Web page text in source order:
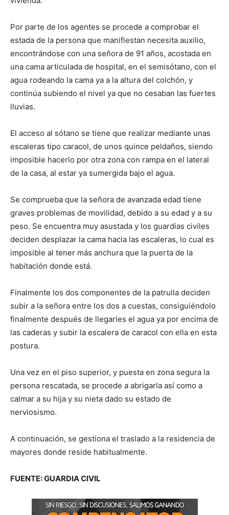
Por parte de los agentes se procede a comprobar el
estada de la persona que manifiestan necesita auxilio,
encontrándose con una señora de 91 años, acostada en
una cama articulada de hospital, en el semisótano, con el
agua rodeando la cama ya a la altura del colchón, y
continúa subiendo el nivel ya que no cesaban las fuertes
lluvias.
El acceso al sótano se tiene que realizar mediante unas
escaleras tipo caracol, de unos quince peldaños, siendo
imposible hacerlo por otra zona con rampa en el lateral
de la casa, al estar ya sumergida bajo el agua.
Se comprueba que la señora de avanzada edad tiene
graves problemas de movilidad, debido a su edad y a su
peso. Se encuentra muy asustada y los guardias civiles
deciden desplazar la cama hacia las escaleras, lo cual es
imposible al tener más anchura que la puerta de la
habitación donde está.
Finalmente los dos componentes de la patrulla deciden
subir a la señora entre los dos a cuestas, consiguiéndolo
finalmente después de llegarles el agua ya por encima de
las caderas y subir la escalera de caracol con ella en esta
postura.
Una vez en el piso superior, y puesta en zona segura la
persona rescatada, se procede a abrigarla así como a
calmar a su hija y su nieta dado su estado de
nerviosismo.
A continuación, se gestiona el traslado a la residencia de
mayores donde reside habitualmente.
FUENTE: GUARDIA CIVIL